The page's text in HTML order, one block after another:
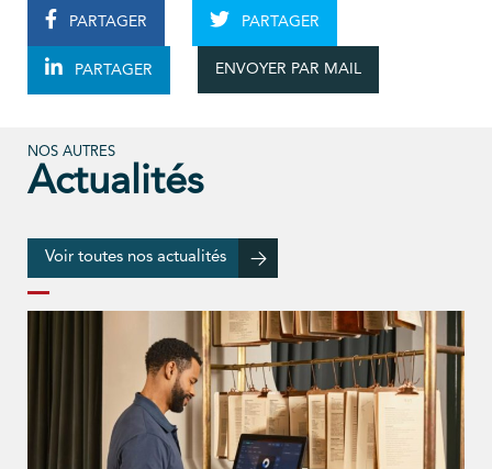
PARTAGER PARTAGER
PARTAGER ENVOYER PAR MAIL
NOS AUTRES
Actualités
Voir toutes nos actualités